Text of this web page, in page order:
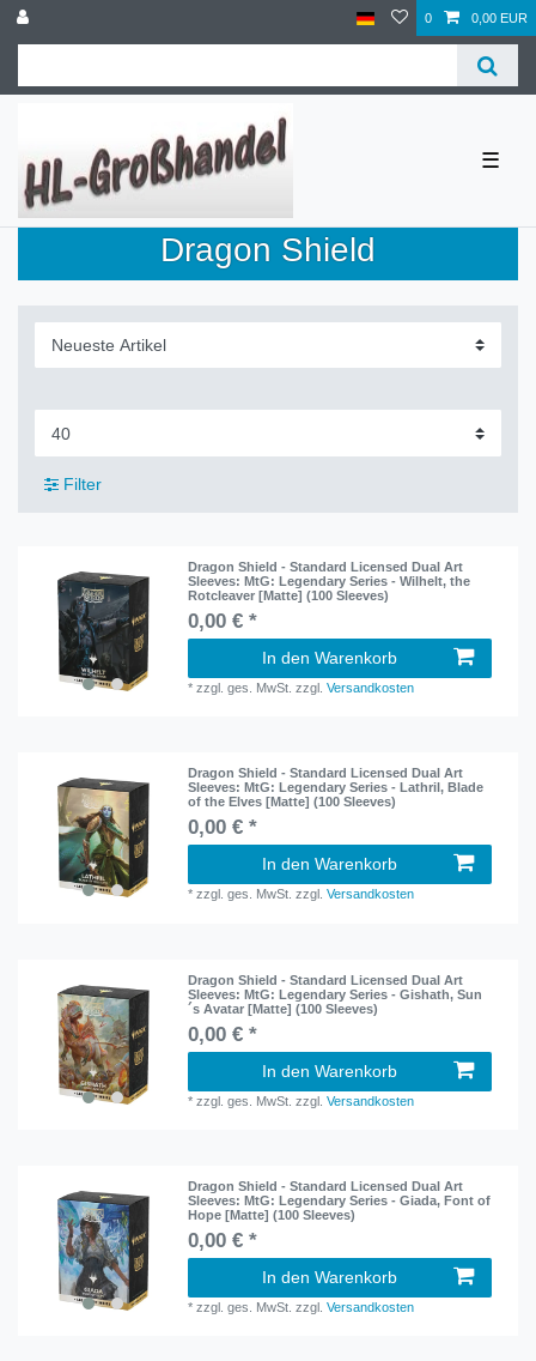
0 0,00 EUR
☰
Dragon Shield
Filter
Dragon Shield - Standard Licensed Dual Art
Sleeves: MtG: Legendary Series - Wilhelt, the
Rotcleaver [Matte] (100 Sleeves)
0,00 € *
In den Warenkorb
*zzgl. ges. MwSt. zzgl.Versandkosten
Dragon Shield - Standard Licensed Dual Art
Sleeves: MtG: Legendary Series - Lathril, Blade
of the Elves [Matte] (100 Sleeves)
0,00 € *
In den Warenkorb
*zzgl. ges. MwSt. zzgl.Versandkosten
Dragon Shield - Standard Licensed Dual Art
Sleeves: MtG: Legendary Series - Gishath, Sun
´s Avatar [Matte] (100 Sleeves)
0,00 € *
In den Warenkorb
*zzgl. ges. MwSt. zzgl.Versandkosten
Dragon Shield - Standard Licensed Dual Art
Sleeves: MtG: Legendary Series - Giada, Font of
Hope [Matte] (100 Sleeves)
0,00 € *
In den Warenkorb
*zzgl. ges. MwSt. zzgl.Versandkosten